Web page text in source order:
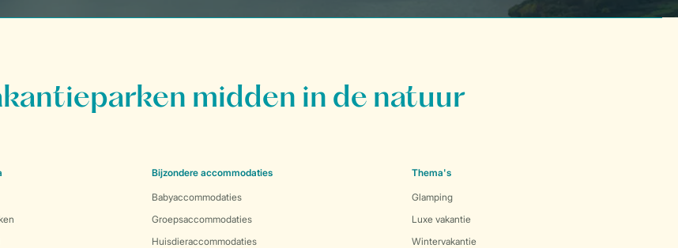
midden in de natuur
Bijzondere accommodaties
Babyaccommodaties
Groepsaccommodaties
Huisdieraccommodaties
Thema's
Glamping
Luxe vakantie
Wintervakantie